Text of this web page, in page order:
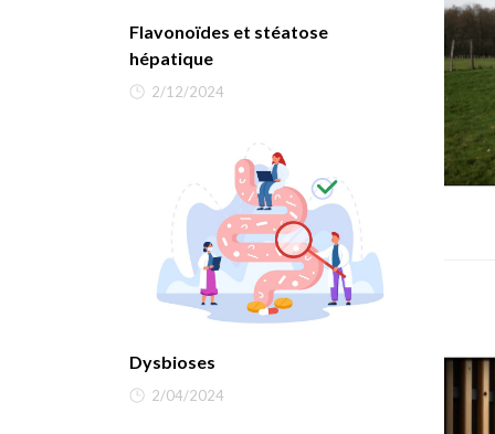
Flavonoïdes et stéatose
hépatique
2/12/2024
Dysbioses
2/04/2024